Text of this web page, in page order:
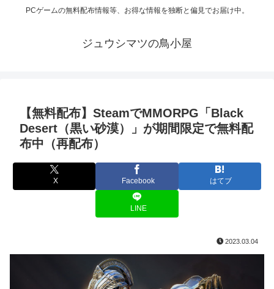
PCゲームの無料配布情報等、お得な情報を独断と偏見でお届け中。
ジュウシマツの鳥小屋
【無料配布】SteamでMMORPG「Black
Desert（黒い砂漠）」が期間限定で無料配
布中（再配布）
X Facebook はてブ
LINE
2023.03.04